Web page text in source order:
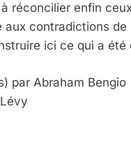
réconcilier enfin
contradictions
ici ce qui a
par Abraham Bengio